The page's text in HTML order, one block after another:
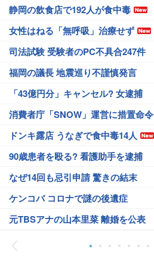
静岡の飲食店で192人が食中毒
女性はねる「無呼吸」治療せず
司法試験 受験者のPC不具合247件
福岡の議長 地震巡り不謹慎発言
「43億円分」キャンセル? 女逮捕
消費者庁「SNOW」運営に措置命令
ドンキ露店 うなぎで食中毒14人
90歳患者を殴る? 看護助手を逮捕
なぜ14回も忌引申請 驚きの結末
ケンコバ コロナで謎の後遺症
元TBSアナの山本里菜 離婚を公表